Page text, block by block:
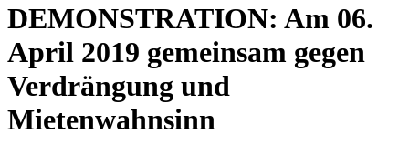
DEMONSTRATION: Am 06.
April 2019 gemeinsam gegen
Verdrängung und
Mietenwahnsinn